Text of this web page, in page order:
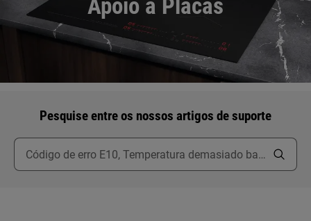
Apoio a Placas
Pesquise entre os nossos artigos de suporte